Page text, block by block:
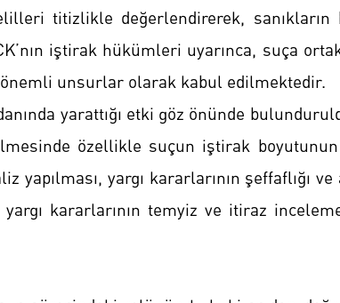
titizlikle değerlendirerek,
iştirak hükümleri uyarınca, suça
unsurlar olarak kabul edilmektedir.
yarattığı etki göz önünde
özellikle suçun iştirak
yargı kararlarının şeffaflığı
kararlarının temyiz ve itiraz